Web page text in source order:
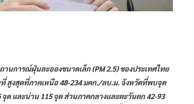
นการณ์ฝุ่นละอองขนาดเล็ก (PM 2.5) ของประเทศไทย
สูงสุดที่ภาคเหนือ 48-234 มคก./ลบ.ม. จังหวัดที่พบจุด
ด และน่าน 115 จุด ส่วนภาคกลางและตะวันตก 42-93